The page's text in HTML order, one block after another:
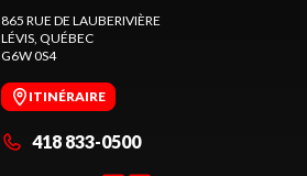
865 RUE DE LAUBERIVIÈRE
LÉVIS, QUÉBEC
G6W 0S4
ITINÉRAIRE
418 833-0500